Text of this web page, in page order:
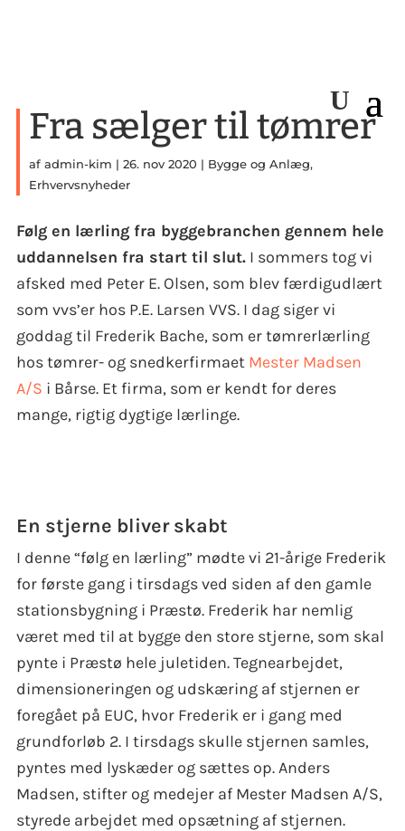
Fra sælger til tømrer
af admin-kim | 26. nov 2020 | Bygge og Anlæg,
Erhvervsnyheder
Følg en lærling fra byggebranchen gennem hele
uddannelsen fra start til slut.I sommers tog vi
afsked med Peter E. Olsen, som blev færdigudlært
som vvs’er hos P.E. Larsen VVS. I dag siger vi
goddag til Frederik Bache, som er tømrerlærling
hos tømrer- og snedkerfirmaet Mester Madsen
A/S i Bårse. Et firma, som er kendt for deres
mange, rigtig dygtige lærlinge.
En stjerne bliver skabt
I denne “følg en lærling” mødte vi 21-årige Frederik
for første gang i tirsdags ved siden af den gamle
stationsbygning i Præstø. Frederik har nemlig
været med til at bygge den store stjerne, som skal
pynte i Præstø hele juletiden. Tegnearbejdet,
dimensioneringen og udskæring af stjernen er
foregået på EUC, hvor Frederik er i gang med
grundforløb 2. I tirsdags skulle stjernen samles,
pyntes med lyskæder og sættes op. Anders
Madsen, stifter og medejer af Mester Madsen A/S,
styrede arbejdet med opsætning af stjernen.